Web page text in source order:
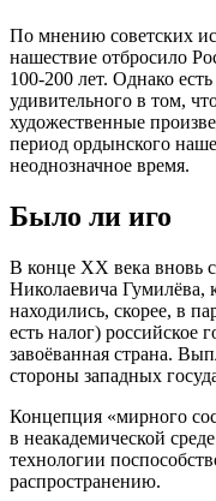
По мнению советских
нашествие отбросило
100-200 лет. Однако
удивительного в том,
художественные
период ордынского
неоднозначное время.
Было ли иго
В конце XX века вновь
Николаевича Гумилёва,
находились, скорее, в
есть налог) российское
завоёванная страна.
стороны западных
Концепция «мирного
в неакадемической
технологии
распространению.